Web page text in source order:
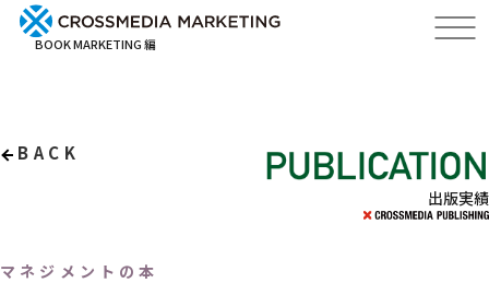
BOOK MARKETING 編
BACK
出版実績
マネジメントの本